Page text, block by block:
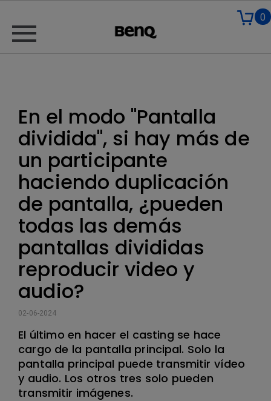
0
En el modo "Pantalla
dividida", si hay más de
un participante
haciendo duplicación
de pantalla, ¿pueden
todas las demás
pantallas divididas
reproducir video y
audio?
02-06-2024
El último en hacer el casting se hace
cargo de la pantalla principal. Solo la
pantalla principal puede transmitir vídeo
y audio. Los otros tres solo pueden
transmitir imágenes.